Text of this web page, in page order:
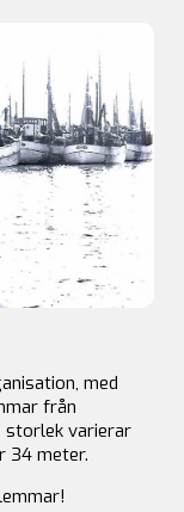
med
från
storlek varierar
34 meter.